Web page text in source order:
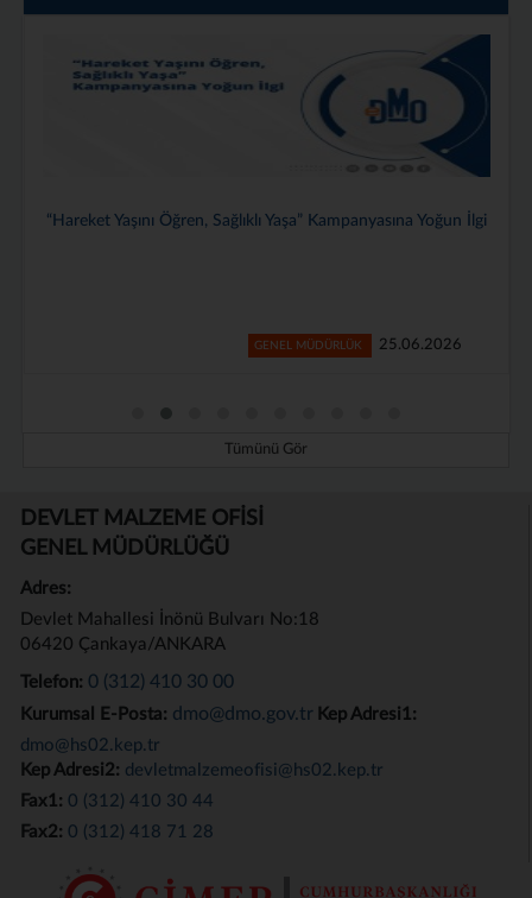
Genel Müdürlüğümüzde 2025–2026 Dönemi Stajyerlerimiz İçin
GENEL MÜDÜRLÜK 24.06.2026
Tümünü Gör
DEVLET MALZEME OFİSİ
GENEL MÜDÜRLÜĞÜ
Adres:
Devlet Mahallesi İnönü Bulvarı No:18
06420 Çankaya/ANKARA
Telefon: 0 (312) 410 30 00
Kurumsal E-Posta: dmo@dmo.gov.tr Kep Adresi1:
dmo@hs02.kep.tr
Kep Adresi2: devletmalzemeofisi@hs02.kep.tr
Fax1: 0 (312) 410 30 44
Fax2: 0 (312) 418 71 28